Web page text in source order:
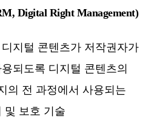
Digital Right Management)
지털 콘텐츠가 저작권자가
되도록 디지털 콘텐츠의
의 전 과정에서 사용되는
및 보호 기술